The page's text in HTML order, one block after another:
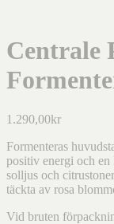
Centrale
1.290,00kr
Formenteras
positiv energi och
solljus och
täckta av rosa
Vid bruten